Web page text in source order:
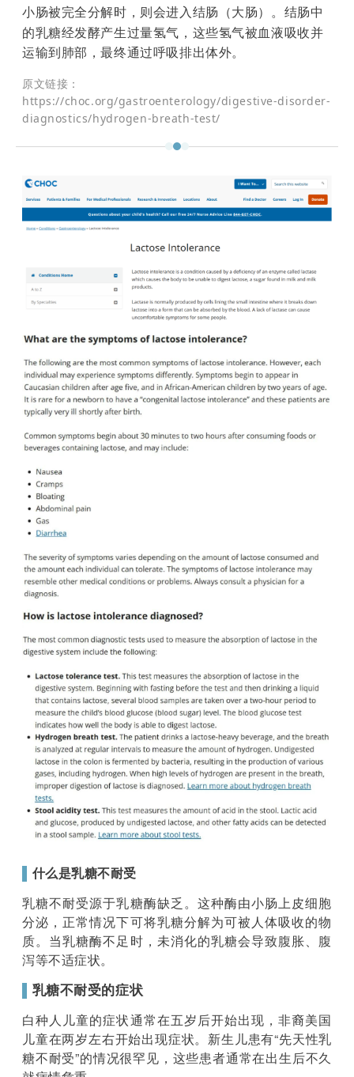
小肠被完全分解时，则会进入结肠（大肠）。结肠中
的乳糖经发酵产生过量氢气，这些氢气被血液吸收并
运输到肺部，最终通过呼吸排出体外。
原文链接：
https://choc.org/gastroenterology/digestive-disorder-
diagnostics/hydrogen-breath-test/
什么是乳糖不耐受
乳糖不耐受源于乳糖酶缺乏。这种酶由小肠上皮细胞
分泌，正常情况下可将乳糖分解为可被人体吸收的物
质。当乳糖酶不足时，未消化的乳糖会导致腹胀、腹
泻等不适症状。
乳糖不耐受的症状
白种人儿童的症状通常在五岁后开始出现，非裔美国
儿童在两岁左右开始出现症状。新生儿患有“先天性乳
糖不耐受”的情况很罕见，这些患者通常在出生后不久